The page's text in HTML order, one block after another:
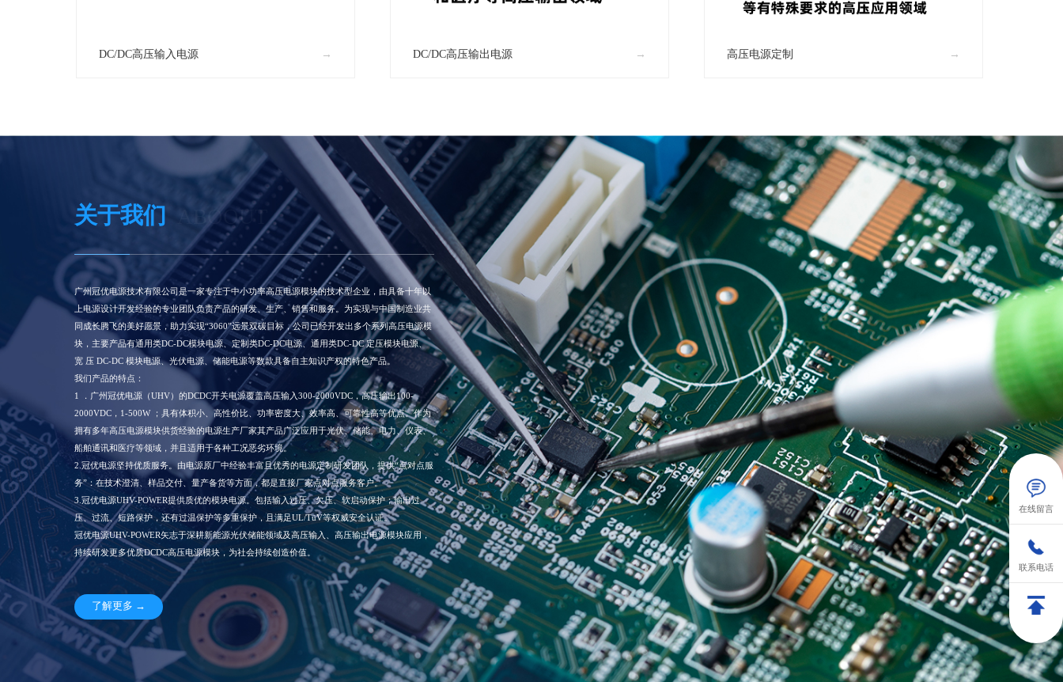
DC/DC高压输入电源 DC/DC高压输出电源 高压电源定制
关于我们 ABOOUT
广州冠优电源技术有限公司是一家专注于中小功率高压电源模块的技术型企业，由具备十年以
上电源设计开发经验的专业团队负责产品的研发、生产、销售和服务。为实现与中国制造业共
同成长腾飞的美好愿景，助力实现“3060”远景双碳目标，公司已经开发出多个系列高压电源模
块，主要产品有通用类DC-DC模块电源、定制类DC-DC电源、通用类DC-DC 定压模块电源、
宽 压 DC-DC 模块电源、光伏电源、储能电源等数款具备自主知识产权的特色产品。
我们产品的特点：
1 ．广州冠优电源（UHV）的DCDC开关电源覆盖高压输入300-2000VDC，高压输出100-
2000VDC，1-500W ；具有体积小、高性价比、功率密度大、效率高、可靠性高等优点。作为
拥有多年高压电源模块供货经验的电源生产厂家其产品广泛应用于光伏、储能、电力、仪表、
船舶通讯和医疗等领域，并且适用于各种工况恶劣环境。
2.冠优电源坚持优质服务。由电源原厂中经验丰富且优秀的电源定制研发团队，提供“点对点服
务”：在技术澄清、样品交付、量产备货等方面，都是直接厂家点对点服务客户。
3.冠优电源UHV-POWER提供质优的模块电源。包括输入过压、欠压、软启动保护；输出过
压、过流、短路保护，还有过温保护等多重保护，且满足UL/TüV等权威安全认证。
冠优电源UHV-POWER矢志于深耕新能源光伏储能领域及高压输入、高压输出电源模块应用，
持续研发更多优质DCDC高压电源模块，为社会持续创造价值。
了解更多 →